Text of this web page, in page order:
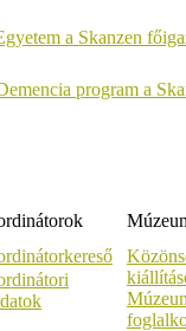
a Skanzen
program a